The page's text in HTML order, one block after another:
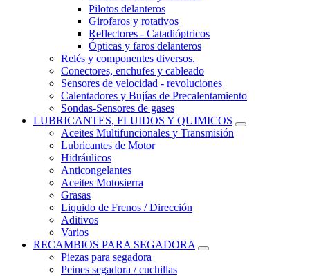
Pilotos delanteros
Girofaros y rotativos
Reflectores - Catadióptricos
Ópticas y faros delanteros
Relés y componentes diversos.
Conectores, enchufes y cableado
Sensores de velocidad - revoluciones
Calentadores y Bujías de Precalentamiento
Sondas-Sensores de gases
LUBRICANTES, FLUIDOS Y QUIMICOS
Aceites Multifuncionales y Transmisión
Lubricantes de Motor
Hidráulicos
Anticongelantes
Aceites Motosierra
Grasas
Liquido de Frenos / Dirección
Aditivos
Varios
RECAMBIOS PARA SEGADORA
Piezas para segadora
Peines segadora / cuchillas